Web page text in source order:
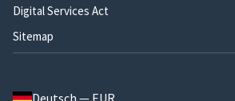
Digital Services Act
Sitemap